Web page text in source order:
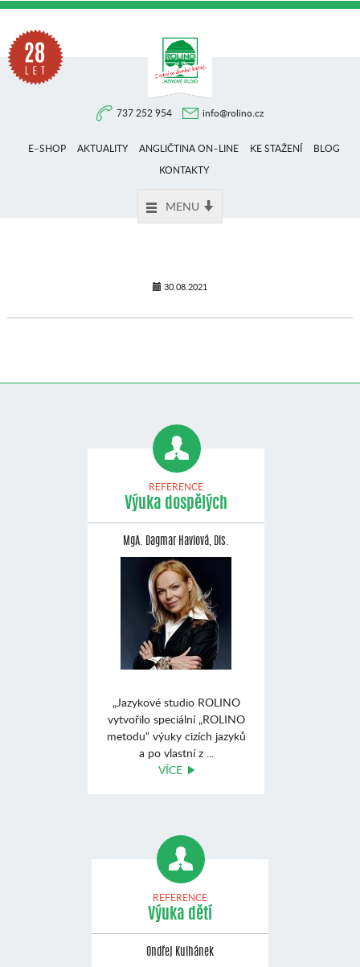
737 252 954 info@rolino.cz
E–SHOP AKTUALITY ANGLIČTINA ON–LINE KE STAŽENÍ
BLOG
KONTAKTY
MENU
30.08.2021
REFERENCE
Výuka dospělých
MgA. Dagmar Havlová, Dis.
„Jazykové studio ROLINO
vytvořilo speciální „ROLINO
metodu“ výuky cizích jazyků
a po vlastní z ...
VÍCE
REFERENCE
Výuka dětí
Ondřej Kulhánek